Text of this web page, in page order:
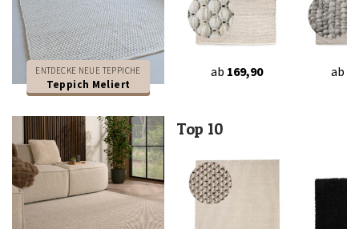
ENTDECKE NEUE TEPPICHE
Teppich Meliert
ab 169,90 ab
Top 10